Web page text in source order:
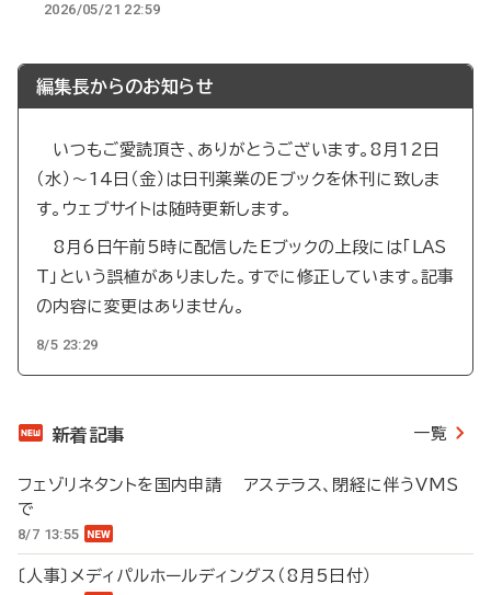
2026/05/21 22:59
編集長からのお知らせ
いつもご愛読頂き、ありがとうございます。8月12日
（水）～14日（金）は日刊薬業のEブックを休刊に致しま
す。ウェブサイトは随時更新します。
8月6日午前5時に配信したEブックの上段には「LAS
T」という誤植がありました。すでに修正しています。記事
の内容に変更はありません。
8/5 23:29
新着記事 一覧
フェゾリネタントを国内申請 アステラス、閉経に伴うVMS
で
8/7 13:55
〔人事〕メディパルホールディングス（8月5日付）